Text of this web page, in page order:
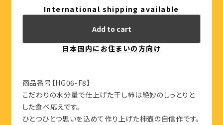
International shipping available
Add to cart
日本国内にお住まいの方向け
商品番号【HG06-F8】
こだわりの水分量で仕上げた干し柿は絶妙のしっとりと
した食べ応えです。
ひとつひとつ思いを込めて作り上げた柿壺の自信作です。